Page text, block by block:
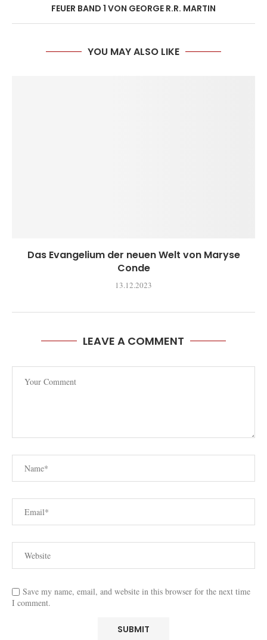
FEUER BAND 1 VON GEORGE R.R. MARTIN
YOU MAY ALSO LIKE
Das Evangelium der neuen Welt von Maryse
Conde
13.12.2023
LEAVE A COMMENT
Save my name, email, and website in this browser for the next time
I comment.